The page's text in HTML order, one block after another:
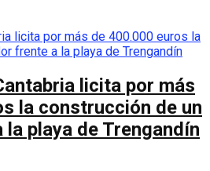
licita por más
la construcción de un
playa de Trengandín